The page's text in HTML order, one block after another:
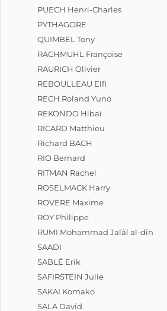
PUECH Henri-Charles
PYTHAGORE
QUIMBEL Tony
RACHMUHL Françoise
RAURICH Olivier
REBOULLEAU Elfi
RECH Roland Yuno
REKONDO Hibaï
RICARD Matthieu
Richard BACH
RIO Bernard
RITMAN Rachel
ROSELMACK Harry
ROVERE Maxime
ROY Philippe
RUMI Mohammad Jalâl al-dîn
SAADI
SABLÉ Erik
SAFIRSTEIN Julie
SAKAI Komako
SALA David